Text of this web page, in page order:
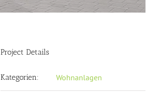
Project Details
Kategorien: Wohnanlagen